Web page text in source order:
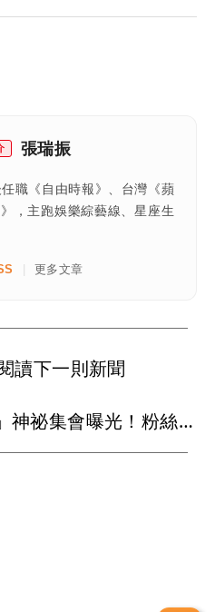
張瑞振
職《自由時報》、台灣《蘋
，主跑娛樂綜藝線、星座生
更多文章
讀下一則新聞
奧斯卡男星「火星島」神祕集會曝光！粉絲穿白衣朝拜 邪教疑雲再起